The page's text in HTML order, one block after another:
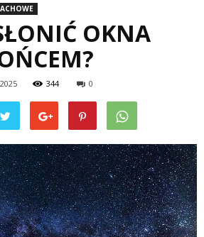
OKNA
344 0